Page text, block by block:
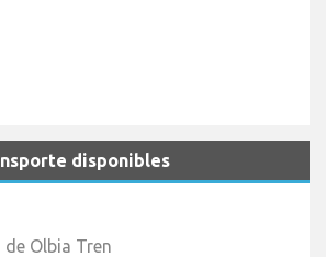
disponibles
Olbia Tren